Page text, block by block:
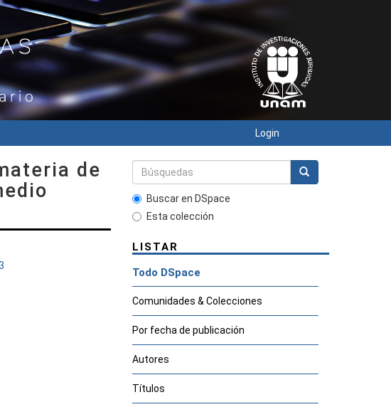
Login
de
Buscar en DSpace
Esta colección
LISTAR
Todo DSpace
Comunidades & Colecciones
Por fecha de publicación
Autores
Títulos